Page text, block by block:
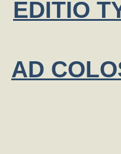
EDITIO
AD